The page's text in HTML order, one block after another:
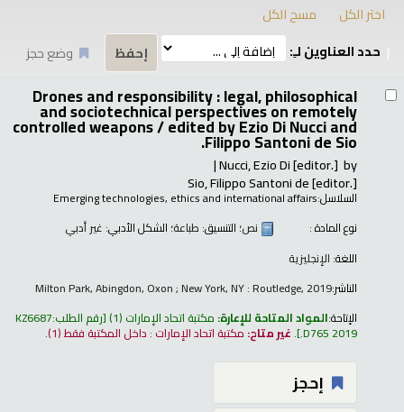
اختر الكل
مسح الكل
حدد العناوين لـِ:
وضع حجز
Drones and responsibility : legal, philosophical
and sociotechnical perspectives on remotely
controlled weapons /edited by Ezio Di Nucci and
Filippo Santoni de Sio.
by
Nucci, Ezio Di[editor.]
Sio, Filippo Santoni de[editor.]
السلاسل:Emerging technologies, ethics and international affairs
نوع المادة :
نص؛ التنسيق: طباعة؛ الشكل الأدبي: غير أدبي
اللغة: الإنجليزية
الناشر:Milton Park, Abingdon, Oxon ; New York, NY : Routledge, 2019
الإتاحة:المواد المتاحة للإعارة: مكتبة اتحاد الإمارات (1) رقم الطلب:KZ6687
.D765 2019
.غير متاح:مكتبة اتحاد الإمارات : داخل المكتبة فقط(1).
إحجز